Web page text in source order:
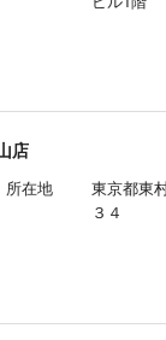
店
所在地
東京都東
３４